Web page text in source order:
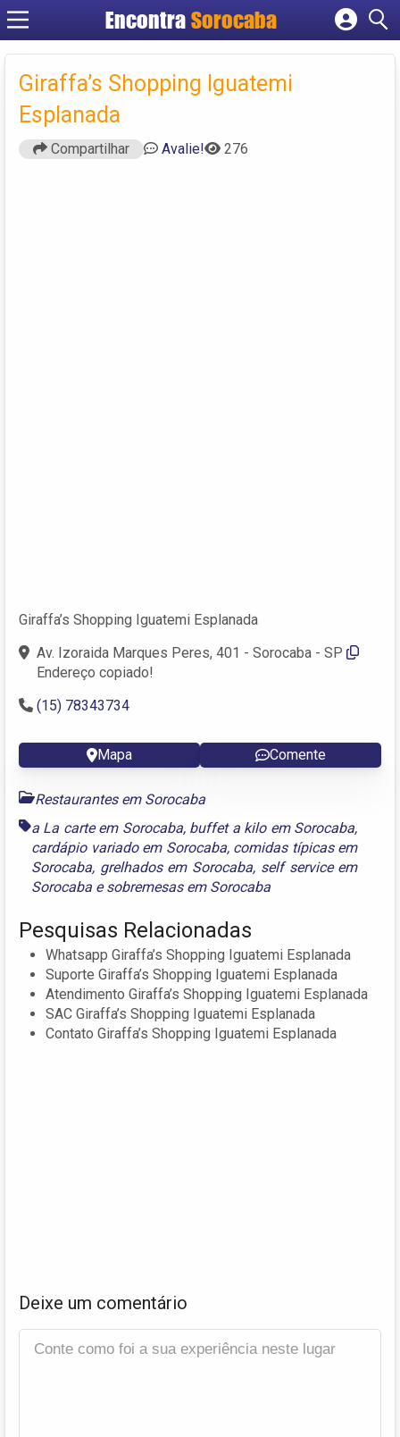
EncontraSorocaba
Cadastrar empresa
Criar conta
Giraffa’s Shopping Iguatemi
Esplanada
Compartilhar Avalie! 276
Giraffa’s Shopping Iguatemi Esplanada
Av. Izoraida Marques Peres, 401 - Sorocaba - SP
Endereço copiado!
(15) 78343734
Mapa Comente
Restaurantes em Sorocaba
a La carte em Sorocaba, buffet a kilo em Sorocaba,
cardápio variado em Sorocaba, comidas típicas em
Sorocaba, grelhados em Sorocaba, self service em
Sorocaba esobremesas em Sorocaba
Pesquisas Relacionadas
Whatsapp Giraffa’s Shopping Iguatemi Esplanada
Suporte Giraffa’s Shopping Iguatemi Esplanada
Atendimento Giraffa’s Shopping Iguatemi Esplanada
SAC Giraffa’s Shopping Iguatemi Esplanada
Contato Giraffa’s Shopping Iguatemi Esplanada
Deixe um comentário